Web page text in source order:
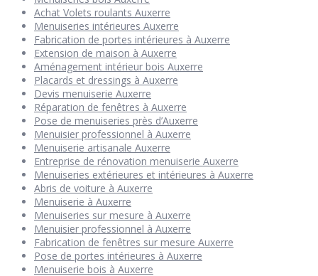
Achat Volets roulants Auxerre
Menuiseries intérieures Auxerre
Fabrication de portes intérieures à Auxerre
Extension de maison à Auxerre
Aménagement intérieur bois Auxerre
Placards et dressings à Auxerre
Devis menuiserie Auxerre
Réparation de fenêtres à Auxerre
Pose de menuiseries près d’Auxerre
Menuisier professionnel à Auxerre
Menuiserie artisanale Auxerre
Entreprise de rénovation menuiserie Auxerre
Menuiseries extérieures et intérieures à Auxerre
Abris de voiture à Auxerre
Menuiserie à Auxerre
Menuiseries sur mesure à Auxerre
Menuisier professionnel à Auxerre
Fabrication de fenêtres sur mesure Auxerre
Pose de portes intérieures à Auxerre
Menuiserie bois à Auxerre